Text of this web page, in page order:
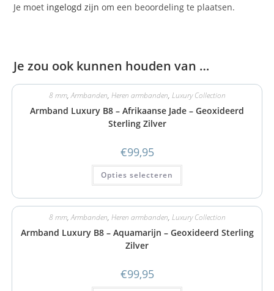
Je moet ingelogd zijn om een beoordeling te plaatsen.
Je zou ook kunnen houden van …
8 mm,Armbanden, Heren armbanden, Luxury Collection
Armband Luxury B8 – Afrikaanse Jade – Geoxideerd
Sterling Zilver
€99,95
Opties selecteren
8 mm,Armbanden, Heren armbanden, Luxury Collection
Armband Luxury B8 – Aquamarijn – Geoxideerd Sterling
Zilver
€99,95